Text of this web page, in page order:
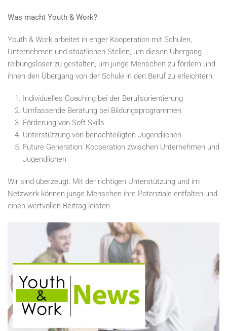
Was macht Youth & Work?
Youth & Work arbeitet in enger Kooperation mit Schulen,
Unternehmen und staatlichen Stellen, um diesen Übergang
reibungsloser zu gestalten, um junge Menschen zu fördern und
ihnen den Übergang von der Schule in den Beruf zu erleichtern:
Individuelles Coaching bei der Berufsorientierung
Umfassende Beratung bei Bildungsprogrammen
Förderung von Soft Skills
Unterstützung von benachteiligten Jugendlichen
Future Generation: Kooperation zwischen Unternehmen und
Jugendlichen
Wir sind überzeugt: Mit der richtigen Unterstützung und im
Netzwerk können junge Menschen ihre Potenziale entfalten und
einen wertvollen Beitrag leisten.